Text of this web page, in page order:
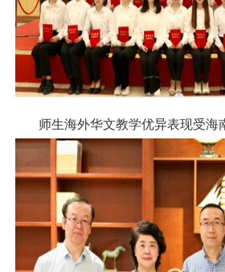
师生海外华文教学优异表现受海